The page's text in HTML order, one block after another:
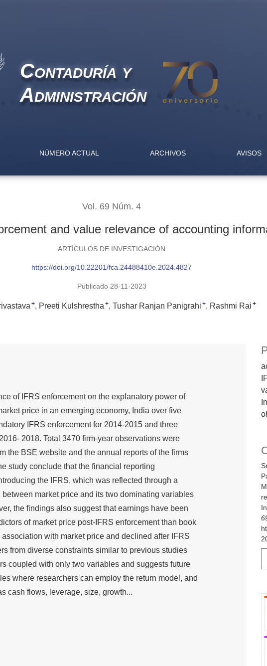
of accounting information in India
Contaduría y
Administración
NÚMERO ACTUAL ARCHIVOS AVISOS
Vol. 69 Núm. 4
and value relevance of accounting
ARTÍCULOS DE INVESTIGACIÓN
https://doi.org/10.22201/fca.24488410e.2024.4827
Publicado 28-11-2023
+ Preeti Kulshrestha + Tushar Ranjan Panigrahi + Rashmi Rai +
of IFRS enforcement on the explanatory power of
price in an emerging economy, India over five
IFRS enforcement for 2014-2015 and three
2018. Total 3470 firm-year observations were
the BSE website and the annual reports of the firms
study conclude that the financial reporting
the IFRS, which was reflected through a
market price and its two dominating variables
the findings also suggest that earnings have been
of market price post-IFRS enforcement than book
with market price and declined after IFRS
from diverse constraints similar to previous studies
coupled with only two variables and suggests future
where researchers can employ the return model, and
cash flows, leverage, size, growth...